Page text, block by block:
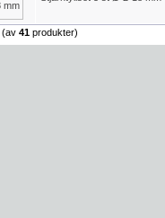
(av 41 produkter)